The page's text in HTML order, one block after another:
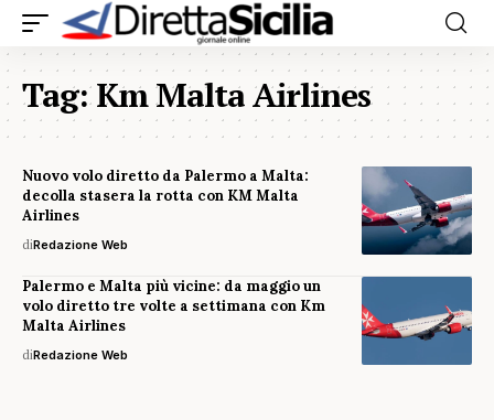
Tag:Km Malta Airlines
Nuovo volo diretto da Palermo a Malta:
decolla stasera la rotta con KM Malta
Airlines
diRedazione Web
Palermo e Malta più vicine: da maggio un
volo diretto tre volte a settimana con Km
Malta Airlines
diRedazione Web